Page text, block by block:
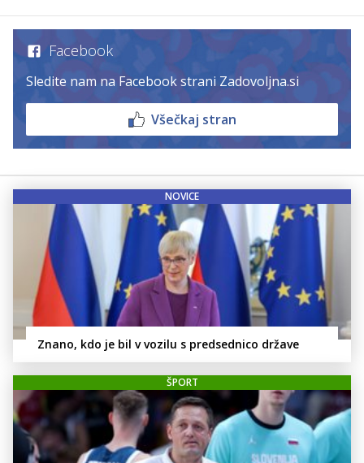
Facebook
Sledite nam na Facebook strani Zadovoljna.si
Všečkaj stran
NOVICE
Znano, kdo je bil v vozilu s predsednico države
ŠPORT